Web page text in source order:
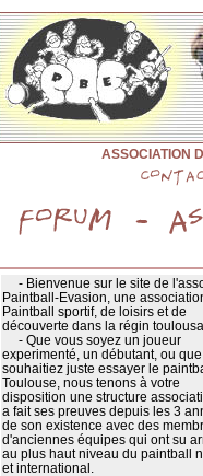
ASSOCIATION
- Bienvenue sur le site de
Paintball-Evasion, une
Paintball sportif, de loisirs et de
découverte dans la régin
- Que vous soyez un joueur
experimenté, un débutant, ou
souhaitiez juste essayer le
Toulouse, nous tenons à votre
disposition une structure
a fait ses preuves depuis les 3
de son existence avec des
d'anciennes équipes qui ont su
au plus haut niveau du paintball
et international.